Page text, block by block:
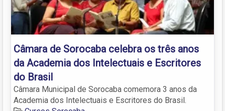
Câmara de Sorocaba celebra os três anos
da Academia dos Intelectuais e Escritores
do Brasil
Câmara Municipal de Sorocaba comemora 3 anos da
Academia dos Intelectuais e Escritores do Brasil.